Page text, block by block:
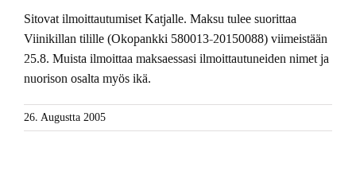
Sitovat ilmoittautumiset Katjalle. Maksu tulee suorittaa
Viinikillan tilille (Okopankki 580013-20150088) viimeistään
25.8. Muista ilmoittaa maksaessasi ilmoittautuneiden nimet ja
nuorison osalta myös ikä.
26. Augustta 2005